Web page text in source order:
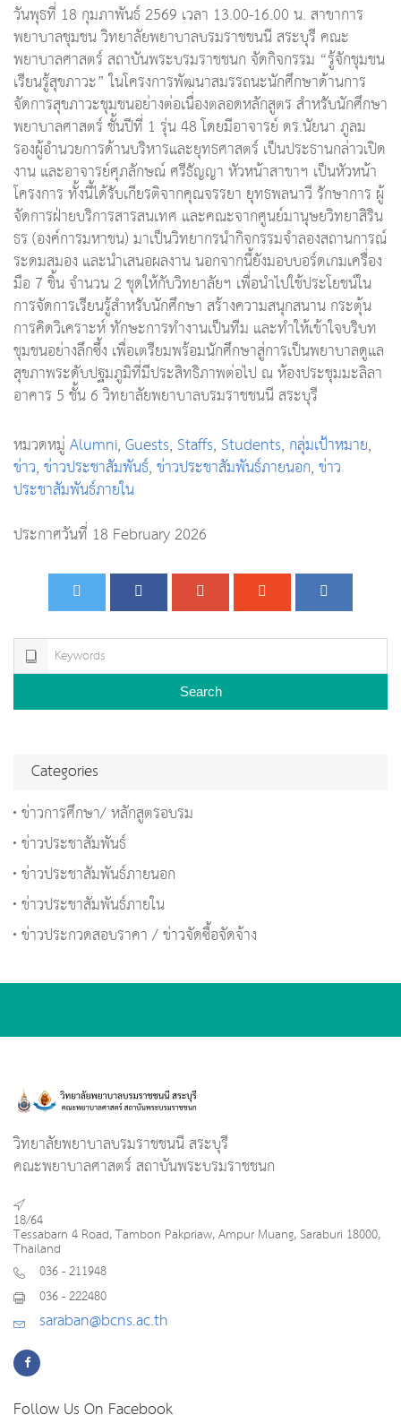
วันพุธที่ 18 กุมภาพันธ์ 2569 เวลา 13.00-16.00 น. สาขาการ
พยาบาลชุมชน วิทยาลัยพยาบาลบรมราชชนนี สระบุรี คณะ
พยาบาลศาสตร์ สถาบันพระบรมราชชนก จัดกิจกรรม “รู้จักชุมชน
เรียนรู้สุขภาวะ” ในโครงการพัฒนาสมรรถนะนักศึกษาด้านการ
จัดการสุขภาวะชุมชนอย่างต่อเนื่องตลอดหลักสูตร สำหรับนักศึกษา
พยาบาลศาสตร์ ชั้นปีที่ 1 รุ่น 48 โดยมีอาจารย์ ดร.นัยนา ภูลม
รองผู้อำนวยการด้านบริหารและยุทธศาสตร์ เป็นประธานกล่าวเปิด
งาน และอาจารย์ศุภลักษณ์ ศรีธัญญา หัวหน้าสาขาฯ เป็นหัวหน้า
โครงการ ทั้งนี้ได้รับเกียรติจากคุณจรรยา ยุทธพลนาวี รักษาการ ผู้
จัดการฝ่ายบริการสารสนเทศ และคณะจากศูนย์มานุษยวิทยาสิริน
ธร (องค์การมหาชน) มาเป็นวิทยากรนำกิจกรรมจำลองสถานการณ์
ระดมสมอง และนำเสนอผลงาน นอกจากนี้ยังมอบบอร์ดเกมเครื่อง
มือ 7 ชิ้น จำนวน 2 ชุดให้กับวิทยาลัยฯ เพื่อนำไปใช้ประโยชน์ใน
การจัดการเรียนรู้สำหรับนักศึกษา สร้างความสนุกสนาน กระตุ้น
การคิดวิเคราะห์ ทักษะการทำงานเป็นทีม และทำให้เข้าใจบริบท
ชุมชนอย่างลึกซึ้ง เพื่อเตรียมพร้อมนักศึกษาสู่การเป็นพยาบาลดูแล
สุขภาพระดับปฐมภูมิที่มีประสิทธิภาพต่อไป ณ ห้องประชุมมะลิลา
อาคาร 5 ชั้น 6 วิทยาลัยพยาบาลบรมราชชนนี สระบุรี
หมวดหมู่Alumni,Guests,Staffs,Students, กลุ่มเป้าหมาย,
ข่าว,ข่าวประชาสัมพันธ์,ข่าวประชาสัมพันธ์ภายนอก,ข่าว
ประชาสัมพันธ์ภายใน
ประกาศวันที่ 18 February 2026
Search
Categories
ข่าวการศึกษา/ หลักสูตรอบรม
ข่าวประชาสัมพันธ์
ข่าวประชาสัมพันธ์ภายนอก
ข่าวประชาสัมพันธ์ภายใน
ข่าวประกวดสอบราคา / ข่าวจัดซื้อจัดจ้าง
วิทยาลัยพยาบาลบรมราชชนนี สระบุรี
คณะพยาบาลศาสตร์ สถาบันพระบรมราชชนก
18/64
Tessabarn 4 Road, Tambon Pakpriaw, Ampur Muang, Saraburi 18000,
Thailand
036 - 211948
036 - 222480
saraban@bcns.ac.th